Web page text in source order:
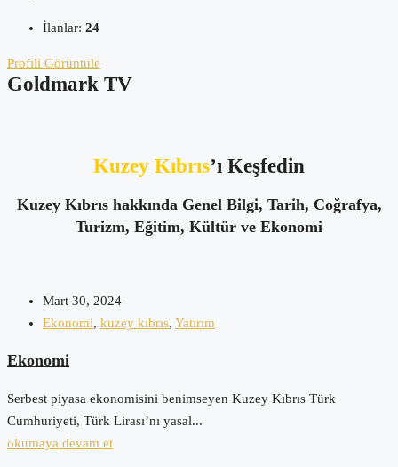
İlanlar: 24
Profili Görüntüle
Goldmark TV
Kuzey Kıbrıs’ı Keşfedin
Kuzey Kıbrıs hakkında Genel Bilgi, Tarih, Coğrafya,
Turizm, Eğitim, Kültür ve Ekonomi
Mart 30, 2024
Ekonomi, kuzey kıbrıs, Yatırım
Ekonomi
Serbest piyasa ekonomisini benimseyen Kuzey Kıbrıs Türk
Cumhuriyeti, Türk Lirası’nı yasal...
okumaya devam et